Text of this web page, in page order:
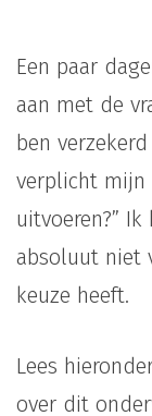
Een paar
aan met de
ben
verplicht mijn
uitvoeren?”
absoluut niet
keuze heeft.
Lees
over dit